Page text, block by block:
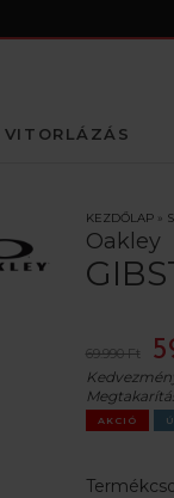
VITORLÁZÁS
KEZDŐLAP»
Oakley
69.990 Ft
AKCIÓ